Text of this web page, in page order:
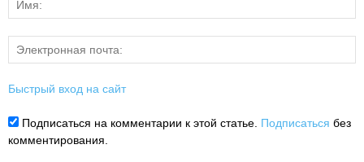
Быстрый вход на сайт
Подписаться на комментарии к этой статье. Подписаться без
комментирования.